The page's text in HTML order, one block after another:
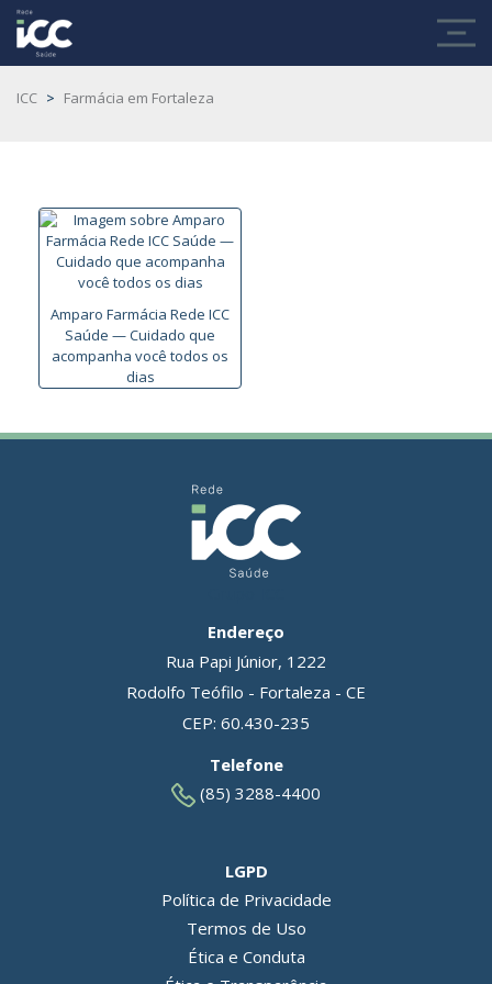
ICC > Farmácia em Fortaleza
Amparo Farmácia Rede ICC
Saúde — Cuidado que
acompanha você todos os
dias
Endereço
Rua Papi Júnior, 1222
Rodolfo Teófilo - Fortaleza - CE
CEP: 60.430-235
Telefone
(85) 3288-4400
LGPD
Política de Privacidade
Termos de Uso
Ética e Conduta